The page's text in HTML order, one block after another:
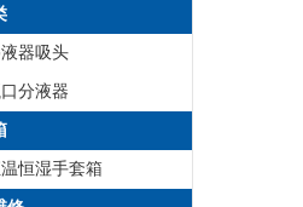
器吸头
分液器
恒湿手套箱